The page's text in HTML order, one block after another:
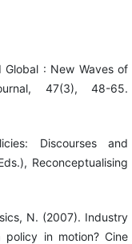
Global : New Waves of
47(3), 48-65.
Discourses and
Reconceptualising
N. (2007). Industry
in motion? Cine